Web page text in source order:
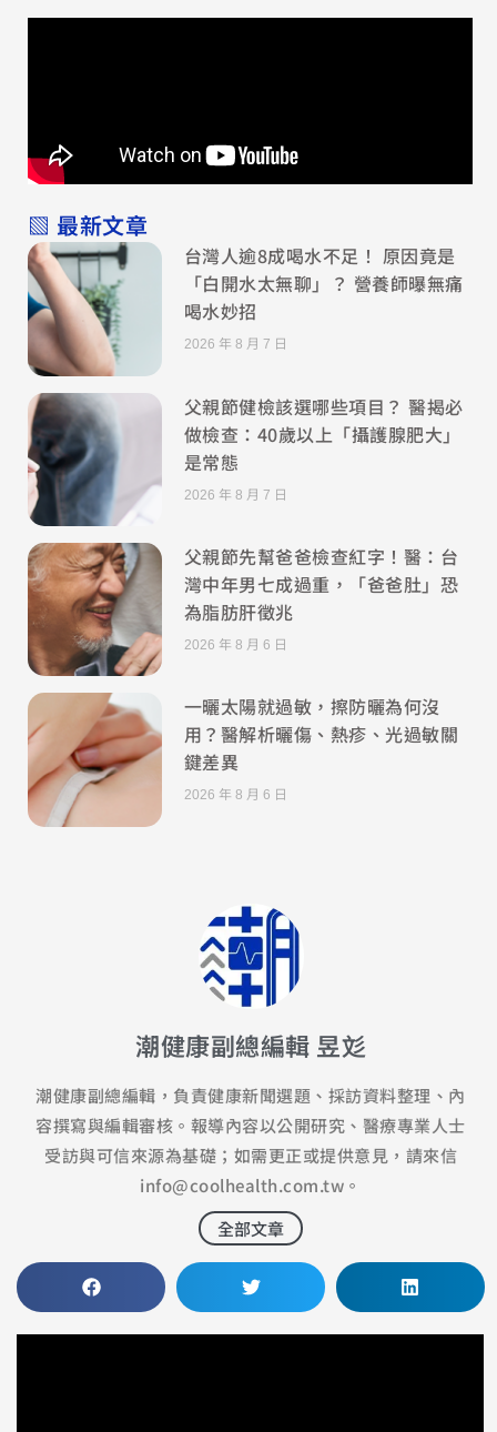
▧ 最新文章
台灣人逾8成喝水不足！ 原因竟是
「白開水太無聊」？ 營養師曝無痛
喝水妙招
2026 年 8 月 7 日
父親節健檢該選哪些項目？ 醫揭必
做檢查：40歲以上「攝護腺肥大」
是常態
2026 年 8 月 7 日
父親節先幫爸爸檢查紅字！醫：台
灣中年男七成過重，「爸爸肚」恐
為脂肪肝徵兆
2026 年 8 月 6 日
一曬太陽就過敏，擦防曬為何沒
用？醫解析曬傷、熱疹、光過敏關
鍵差異
2026 年 8 月 6 日
潮健康副總編輯 昱彣
潮健康副總編輯，負責健康新聞選題、採訪資料整理、內
容撰寫與編輯審核。報導內容以公開研究、醫療專業人士
受訪與可信來源為基礎；如需更正或提供意見，請來信
info@coolhealth.com.tw 。
全部文章